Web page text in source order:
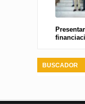
BUSCADOR